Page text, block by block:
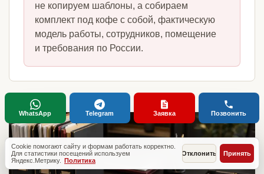
не копируем шаблоны, а собираем
комплект под кофе с собой, фактическую
модель работы, сотрудников, помещение
и требования по России.
Cookie помогают сайту и формам работать корректно.
Для статистики посещений используем
Яндекс.Метрику. Политика
Отклонить Принять
WhatsApp Telegram Заявка Позвонить